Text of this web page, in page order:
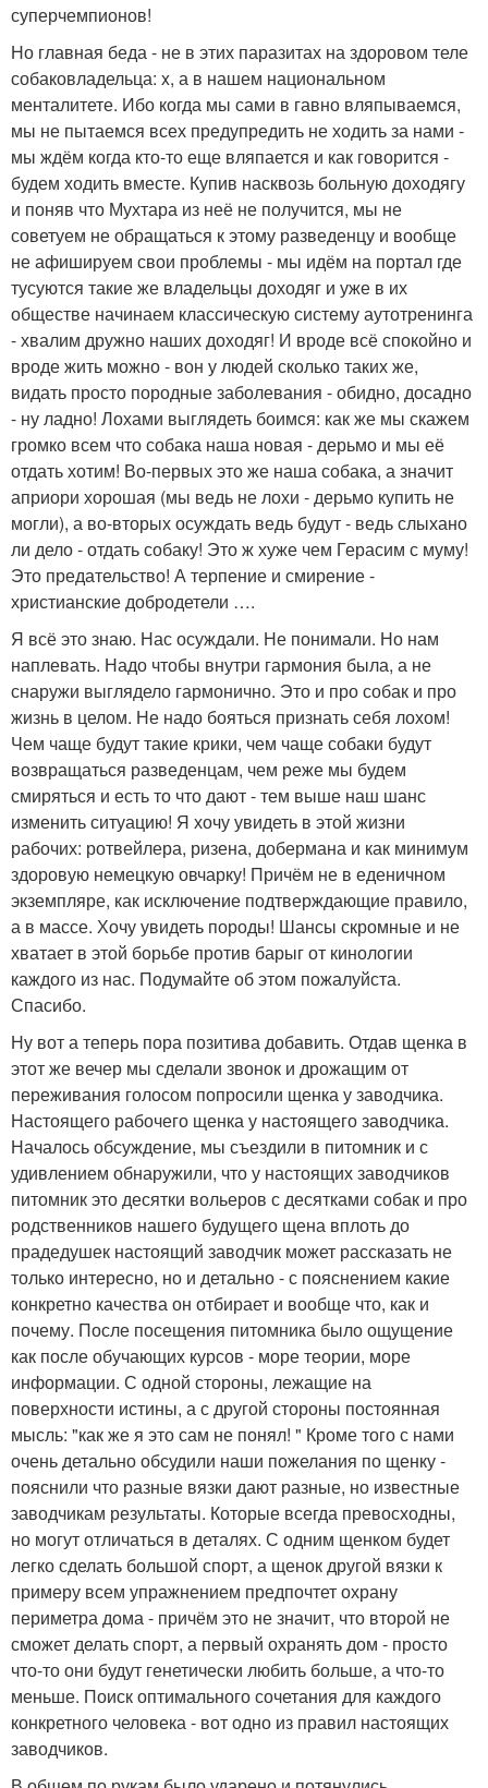
суперчемпионов!
Но главная беда - не в этих паразитах на здоровом теле
собаковладельца: x, а в нашем национальном
менталитете. Ибо когда мы сами в гавно вляпываемся,
мы не пытаемся всех предупредить не ходить за нами -
мы ждём когда кто-то еще вляпается и как говорится -
будем ходить вместе. Купив насквозь больную доходягу
и поняв что Мухтара из неё не получится, мы не
советуем не обращаться к этому разведенцу и вообще
не афишируем свои проблемы - мы идём на портал где
тусуются такие же владельцы доходяг и уже в их
обществе начинаем классическую систему аутотренинга
- хвалим дружно наших доходяг! И вроде всё спокойно и
вроде жить можно - вон у людей сколько таких же,
видать просто породные заболевания - обидно, досадно
- ну ладно! Лохами выглядеть боимся: как же мы скажем
громко всем что собака наша новая - дерьмо и мы её
отдать хотим! Во-первых это же наша собака, а значит
априори хорошая (мы ведь не лохи - дерьмо купить не
могли), а во-вторых осуждать ведь будут - ведь слыхано
ли дело - отдать собаку! Это ж хуже чем Герасим с муму!
Это предательство! А терпение и смирение -
христианские добродетели ….
Я всё это знаю. Нас осуждали. Не понимали. Но нам
наплевать. Надо чтобы внутри гармония была, а не
снаружи выглядело гармонично. Это и про собак и про
жизнь в целом. Не надо бояться признать себя лохом!
Чем чаще будут такие крики, чем чаще собаки будут
возвращаться разведенцам, чем реже мы будем
смиряться и есть то что дают - тем выше наш шанс
изменить ситуацию! Я хочу увидеть в этой жизни
рабочих: ротвейлера, ризена, добермана и как минимум
здоровую немецкую овчарку! Причём не в еденичном
экземпляре, как исключение подтверждающие правило,
а в массе. Хочу увидеть породы! Шансы скромные и не
хватает в этой борьбе против барыг от кинологии
каждого из нас. Подумайте об этом пожалуйста.
Спасибо.
Ну вот а теперь пора позитива добавить. Отдав щенка в
этот же вечер мы сделали звонок и дрожащим от
переживания голосом попросили щенка у заводчика.
Настоящего рабочего щенка у настоящего заводчика.
Началось обсуждение, мы съездили в питомник и с
удивлением обнаружили, что у настоящих заводчиков
питомник это десятки вольеров с десятками собак и про
родственников нашего будущего щена вплоть до
прадедушек настоящий заводчик может рассказать не
только интересно, но и детально - с пояснением какие
конкретно качества он отбирает и вообще что, как и
почему. После посещения питомника было ощущение
как после обучающих курсов - море теории, море
информации. С одной стороны, лежащие на
поверхности истины, а с другой стороны постоянная
мысль: "как же я это сам не понял! " Кроме того с нами
очень детально обсудили наши пожелания по щенку -
пояснили что разные вязки дают разные, но известные
заводчикам результаты. Которые всегда превосходны,
но могут отличаться в деталях. С одним щенком будет
легко сделать большой спорт, а щенок другой вязки к
примеру всем упражнением предпочтет охрану
периметра дома - причём это не значит, что второй не
сможет делать спорт, а первый охранять дом - просто
что-то они будут генетически любить больше, а что-то
меньше. Поиск оптимального сочетания для каждого
конкретного человека - вот одно из правил настоящих
заводчиков.